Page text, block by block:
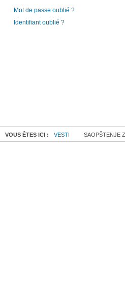
Mot de passe oublié ?
Identifiant oublié ?
VOUS ÊTES ICI : VESTI SAOPŠTENJE